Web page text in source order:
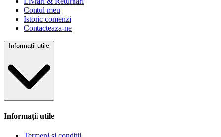
Contul meu
Istoric comenzi
Contacteaza-ne
Informații utile
Informații utile
Termeni si conditii